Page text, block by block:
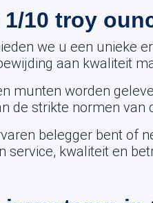
10 troy
we u een unieke
aan kwaliteit
munten worden
de strikte normen
belegger bent of
service, kwaliteit en